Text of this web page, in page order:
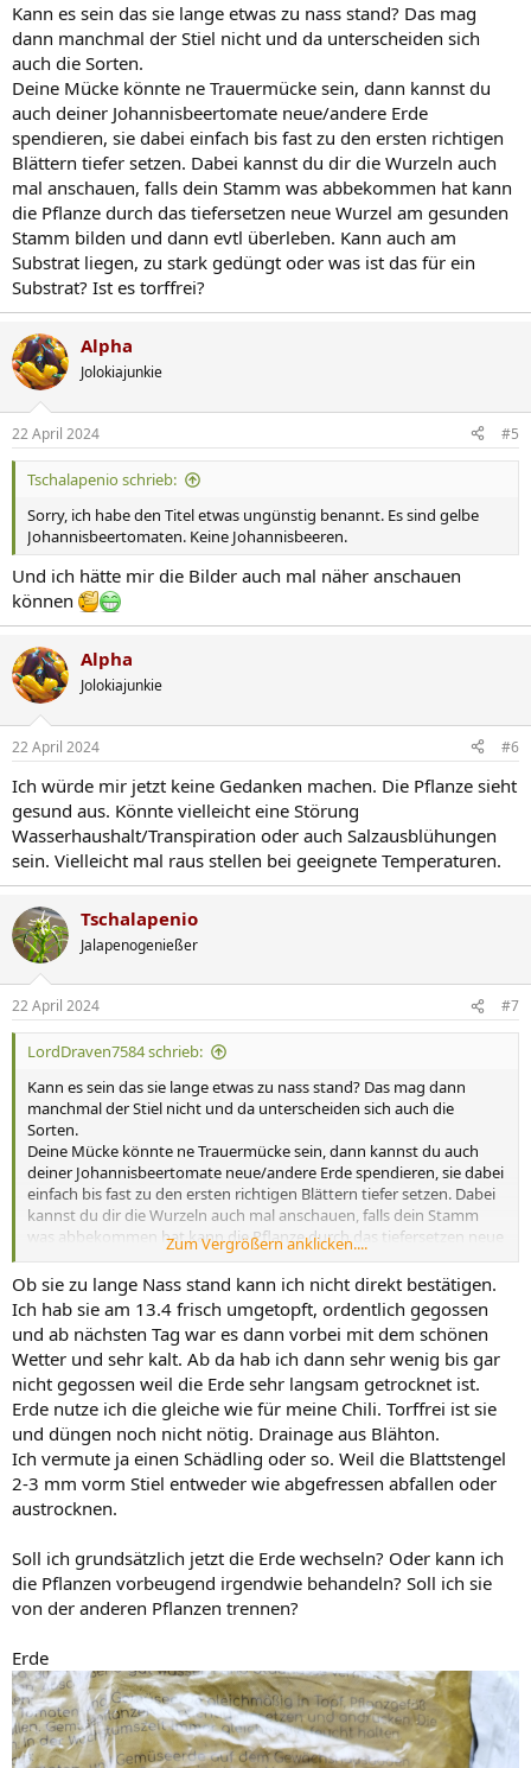
Kann es sein das sie lange etwas zu nass stand? Das mag
dann manchmal der Stiel nicht und da unterscheiden sich
auch die Sorten.
Deine Mücke könnte ne Trauermücke sein, dann kannst du
auch deiner Johannisbeertomate neue/andere Erde
spendieren, sie dabei einfach bis fast zu den ersten richtigen
Blättern tiefer setzen. Dabei kannst du dir die Wurzeln auch
mal anschauen, falls dein Stamm was abbekommen hat kann
die Pflanze durch das tiefersetzen neue Wurzel am gesunden
Stamm bilden und dann evtl überleben. Kann auch am
Substrat liegen, zu stark gedüngt oder was ist das für ein
Substrat? Ist es torffrei?
Alpha
Jolokiajunkie
22 April 2024 #5
Tschalapenio schrieb:
Sorry, ich habe den Titel etwas ungünstig benannt. Es sind gelbe
Johannisbeertomaten. Keine Johannisbeeren.
Und ich hätte mir die Bilder auch mal näher anschauen
können
Alpha
Jolokiajunkie
22 April 2024 #6
Ich würde mir jetzt keine Gedanken machen. Die Pflanze sieht
gesund aus. Könnte vielleicht eine Störung
Wasserhaushalt/Transpiration oder auch Salzausblühungen
sein. Vielleicht mal raus stellen bei geeignete Temperaturen.
Tschalapenio
Jalapenogenießer
22 April 2024 #7
LordDraven7584 schrieb:
Kann es sein das sie lange etwas zu nass stand? Das mag dann
manchmal der Stiel nicht und da unterscheiden sich auch die
Sorten.
Deine Mücke könnte ne Trauermücke sein, dann kannst du auch
deiner Johannisbeertomate neue/andere Erde spendieren, sie dabei
einfach bis fast zu den ersten richtigen Blättern tiefer setzen. Dabei
kannst du dir die Wurzeln auch mal anschauen, falls dein Stamm
was abbekommen hat kann die Pflanze durch das tiefersetzen neue
Wurzel am gesunden Stamm bilden und dann evtl überleben. Kann
auch am Substrat liegen, zu stark gedüngt oder was ist das für ein
Substrat? Ist es torffrei?
Zum Vergrößern anklicken....
Ob sie zu lange Nass stand kann ich nicht direkt bestätigen.
Ich hab sie am 13.4 frisch umgetopft, ordentlich gegossen
und ab nächsten Tag war es dann vorbei mit dem schönen
Wetter und sehr kalt. Ab da hab ich dann sehr wenig bis gar
nicht gegossen weil die Erde sehr langsam getrocknet ist.
Erde nutze ich die gleiche wie für meine Chili. Torffrei ist sie
und düngen noch nicht nötig. Drainage aus Blähton.
Ich vermute ja einen Schädling oder so. Weil die Blattstengel
2-3 mm vorm Stiel entweder wie abgefressen abfallen oder
austrocknen.
Soll ich grundsätzlich jetzt die Erde wechseln? Oder kann ich
die Pflanzen vorbeugend irgendwie behandeln? Soll ich sie
von der anderen Pflanzen trennen?
Erde